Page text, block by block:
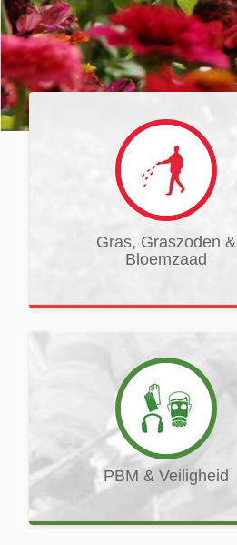
Gras, Graszoden &
Bloemzaad
PBM & Veiligheid